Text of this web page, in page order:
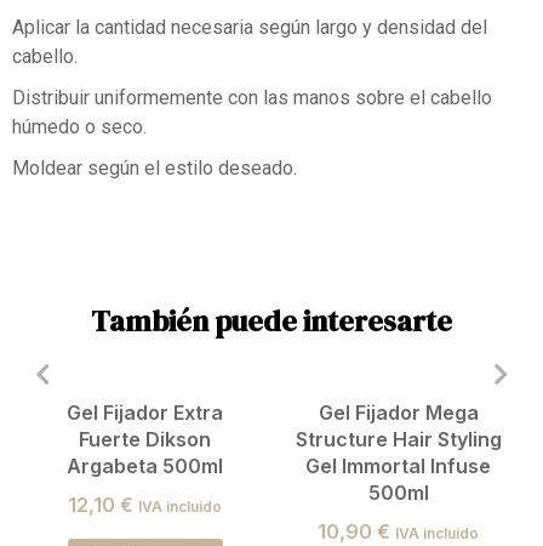
Aplicar la cantidad necesaria según largo y densidad del
cabello.
Distribuir uniformemente con las manos sobre el cabello
húmedo o seco.
Moldear según el estilo deseado.
También puede interesarte
Gel Fijador Extra
Fuerte Dikson
Argabeta 500ml
12,10 € IVA incluido
Gel Fijador Mega
Structure Hair Styling
Gel Immortal Infuse
500ml
10,90 € IVA incluido